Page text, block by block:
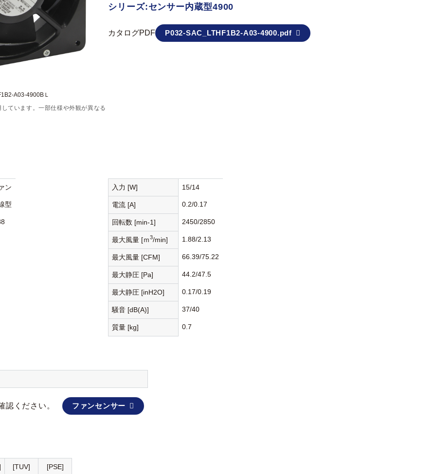
A03-4900BＬ
ています。一部仕様や外観が異なる
シリーズ:センサー内蔵型4900
カタログPDF P032-SAC_LTHF1B2-A03-4900.pdf
ン
型
入力 [W] 15/14
電流 [A] 0.2/0.17
回転数 [min-1] 2450/2850
最大風量 [ｍ3/min] 1.88/2.13
最大風量 [CFM] 66.39/75.22
最大静圧 [Pa] 44.2/47.5
最大静圧 [inH2O] 0.17/0.19
騒音 [dB(A)] 37/40
質量 [kg] 0.7
認ください。 ファンセンサー
[TUV] [PSE]